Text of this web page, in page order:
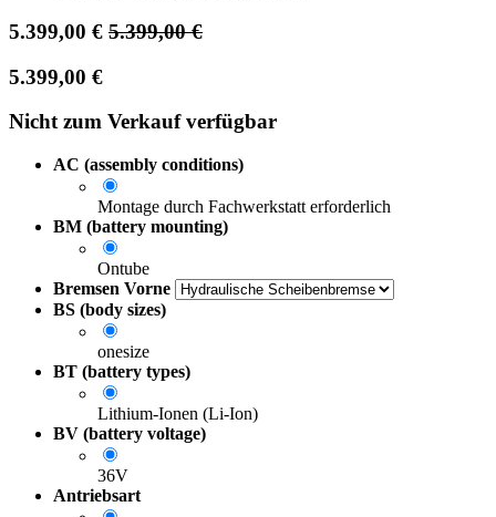
5.399,00 € 5.399,00€
5.399,00 €
Nicht zum Verkauf verfügbar
AC (assembly conditions)
Montage durch Fachwerkstatt erforderlich
BM (battery mounting)
Ontube
Bremsen Vorne
BS (body sizes)
onesize
BT (battery types)
Lithium-Ionen (Li-Ion)
BV (battery voltage)
36V
Antriebsart